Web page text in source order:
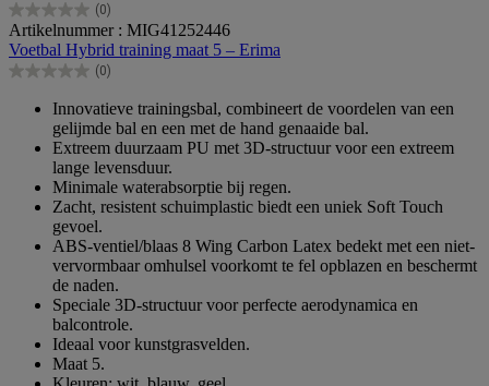
(0)
0.0
van
de
5
Artikelnummer : MIG41252446
Voetbal Hybrid training maat 5 – Erima
(0)
0.0
sterren.
Innovatieve trainingsbal, combineert de voordelen van een
gelijmde bal en een met de hand genaaide bal.
Extreem duurzaam PU met 3D-structuur voor een extreem
lange levensduur.
Minimale waterabsorptie bij regen.
Zacht, resistent schuimplastic biedt een uniek Soft Touch
gevoel.
ABS-ventiel/blaas 8 Wing Carbon Latex bedekt met een niet-
vervormbaar omhulsel voorkomt te fel opblazen en beschermt
de naden.
Speciale 3D-structuur voor perfecte aerodynamica en
balcontrole.
Ideaal voor kunstgrasvelden.
Maat 5.